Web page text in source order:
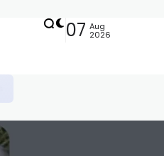
07 Aug
2026